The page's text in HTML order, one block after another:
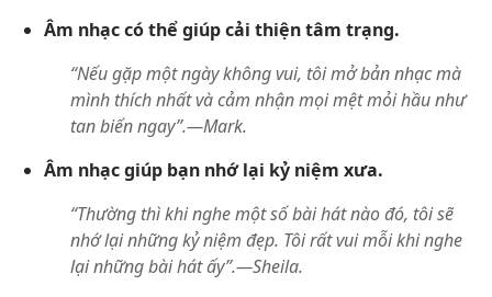
Âm nhạc có thể giúp cải thiện tâm trạng.
“Nếu gặp một ngày không vui, tôi mở bản nhạc mà
mình thích nhất và cảm nhận mọi mệt mỏi hầu như
tan biến ngay”.​—Mark.
Âm nhạc giúp bạn nhớ lại kỷ niệm xưa.
“Thường thì khi nghe một số bài hát nào đó, tôi sẽ
nhớ lại những kỷ niệm đẹp. Tôi rất vui mỗi khi nghe
lại những bài hát ấy”.​—Sheila.